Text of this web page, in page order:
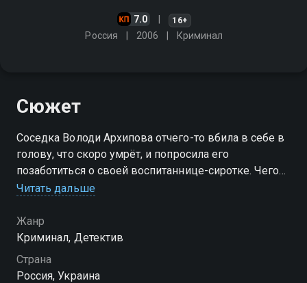
7.0 16+
Россия 2006 Криминал
Сюжет
Соседка Володи Архипова отчего-то вбила в себе в
голову, что скоро умрёт, и попросила его
позаботиться о своей воспитаннице-сиротке. Чего
не пообещаешь расстроенной женщине! Но на
Читать дальше
Жанр
Криминал, Детектив
Страна
Россия, Украина